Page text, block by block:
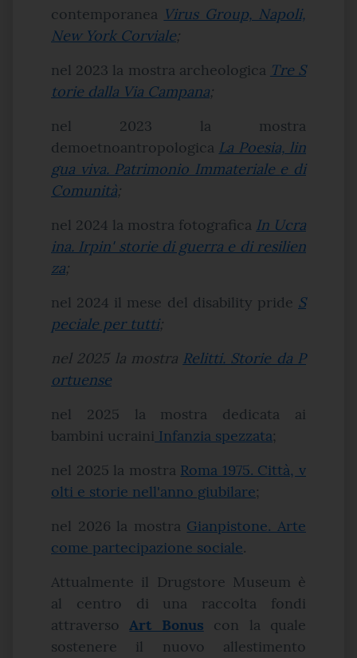
contemporanea Virus Group, Napoli,
New York Corviale;
nel 2023 la mostra archeologica Tre S
torie dalla Via Campana;
nel 2023 la mostra
demoetnoantropologica La Poesia, lin
gua viva. Patrimonio Immateriale e di
Comunità;
nel 2024 la mostra fotografica In Ucra
ina. Irpin' storie di guerra e di resilien
za;
nel 2024 il mese del disability pride S
peciale per tutti;
nel 2025 la mostra Relitti. Storie da P
ortuense
nel 2025 la mostra dedicata ai
bambini ucraini Infanzia spezzata;
nel 2025 la mostra Roma 1975. Città, v
olti e storie nell'anno giubilare;
nel 2026 la mostra Gianpistone. Arte
come partecipazione sociale.
Attualmente il Drugstore Museum è
al centro di una raccolta fondi
attraversoArt Bonus con la quale
sostenere il nuovo allestimento